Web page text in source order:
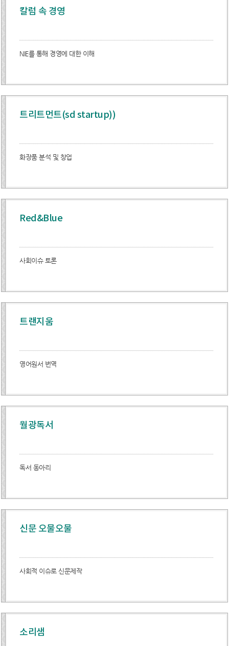
칼럼 속 경영
NIE를 통해 경영에 대한 이해
트리트먼트(sd startup))
화장품 분석 및 창업
Red&Blue
사회이슈 토론
트랜지움
영어원서 번역
월광독서
독서 동아리
신문 오물오물
사회적 이슈로 신문제작
소리샘